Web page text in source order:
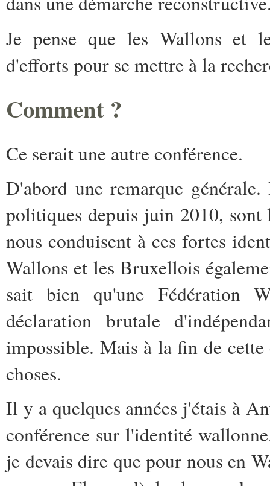
Je pense que les Wallons et
d'efforts pour se mettre à la
Comment ?
Ce serait une autre conférence.
D'abord une remarque
politiques depuis juin 2010, sont
nous conduisent à ces fortes
Wallons et les Bruxellois
sait bien qu'une Fédération
déclaration brutale
impossible. Mais à la fin de
choses.
Il y a quelques années j'étais à
conférence sur l'identité
je devais dire que pour nous en